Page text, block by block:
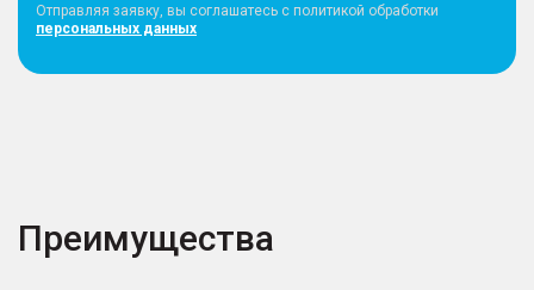
Отправляя заявку, вы соглашатесь с политикой обработки
персональных данных
Преимущества